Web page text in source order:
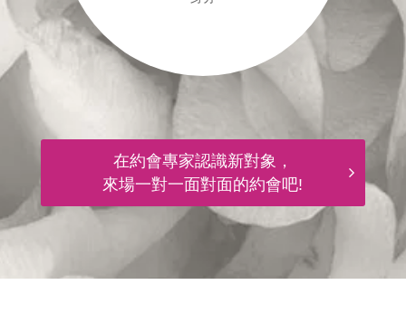
在約會專家認識新對象，
來場一對一面對面的約會吧!